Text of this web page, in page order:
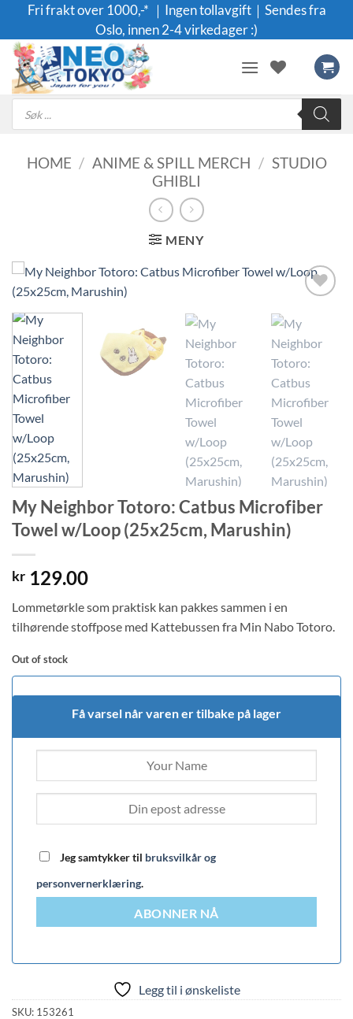
content
Fri frakt over 1000,-* ｜Ingen tollavgift｜Sendes fra
Oslo, innen 2-4 virkedager :)
Products
search
HOME / ANIME & SPILL MERCH / STUDIO
GHIBLI
MENY
ønskeliste
My Neighbor Totoro: Catbus Microfiber
Towel w/Loop (25x25cm, Marushin)
kr 129.00
Lommetørkle som praktisk kan pakkes sammen i en
tilhørende stoffpose med Kattebussen fra Min Nabo Totoro.
Out of stock
Få varsel når varen er tilbake på lager
Jeg samtykker til bruksvilkår og
personvernerklæring.
ABONNER NÅ
Legg til i ønskeliste
SKU: 153261